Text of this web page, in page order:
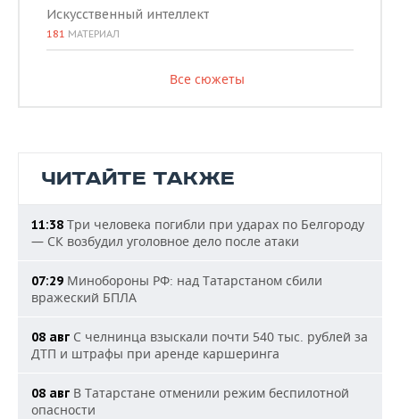
Искусственный интеллект
181 МАТЕРИАЛ
Все сюжеты
ЧИТАЙТЕ ТАКЖЕ
11:38 Три человека погибли при ударах по Белгороду
— СК возбудил уголовное дело после атаки
07:29 Минобороны РФ: над Татарстаном сбили
вражеский БПЛА
08 авг С челнинца взыскали почти 540 тыс. рублей за
ДТП и штрафы при аренде каршеринга
08 авг В Татарстане отменили режим беспилотной
опасности